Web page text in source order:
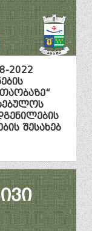
2022
შესახებ